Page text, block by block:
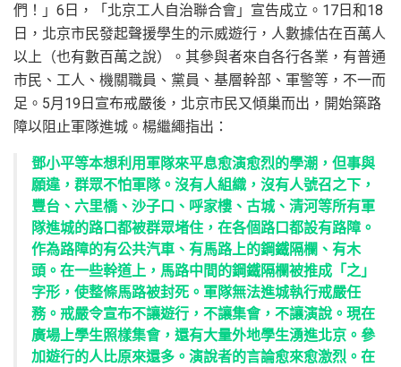
們！」6日，「北京工人自治聯合會」宣告成立。17日和18
日，北京市民發起聲援學生的示威遊行，人數據估在百萬人
以上（也有數百萬之說）。其參與者來自各行各業，有普通
市民、工人、機關職員、黨員、基層幹部、軍警等，不一而
足。5月19日宣布戒嚴後，北京市民又傾巢而出，開始築路
障以阻止軍隊進城。楊繼繩指出：
鄧小平等本想利用軍隊來平息愈演愈烈的學潮，但事與
願違，群眾不怕軍隊。沒有人組織，沒有人號召之下，
豐台、六里橋、沙子口、呼家樓、古城、清河等所有軍
隊進城的路口都被群眾堵住，在各個路口都設有路障。
作為路障的有公共汽車、有馬路上的鋼鐵隔欄、有木
頭。在一些幹道上，馬路中間的鋼鐵隔欄被推成「之」
字形，使整條馬路被封死。軍隊無法進城執行戒嚴任
務。戒嚴令宣布不讓遊行，不讓集會，不讓演說。現在
廣場上學生照樣集會，還有大量外地學生湧進北京。參
加遊行的人比原來還多。演說者的言論愈來愈激烈。在